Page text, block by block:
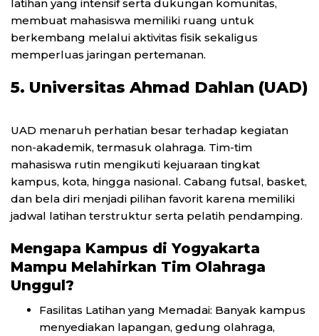
latihan yang intensif serta dukungan komunitas,
membuat mahasiswa memiliki ruang untuk
berkembang melalui aktivitas fisik sekaligus
memperluas jaringan pertemanan.
5. Universitas Ahmad Dahlan (UAD)
UAD menaruh perhatian besar terhadap kegiatan
non-akademik, termasuk olahraga. Tim-tim
mahasiswa rutin mengikuti kejuaraan tingkat
kampus, kota, hingga nasional. Cabang futsal, basket,
dan bela diri menjadi pilihan favorit karena memiliki
jadwal latihan terstruktur serta pelatih pendamping.
Mengapa Kampus di Yogyakarta
Mampu Melahirkan Tim Olahraga
Unggul?
Fasilitas Latihan yang Memadai: Banyak kampus
menyediakan lapangan, gedung olahraga,